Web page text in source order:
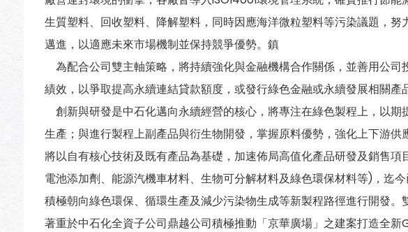
生質塑料、回收塑料、降解塑料，同時因應海洋微粒塑料等污染議題，努
邁進，以適應未來市場機制並保持競爭優勢。鎮
為配合公司雙主軸策略，將持續強化與金融機構合作關係，並善用公司
績效，以爭取提高永續連結貸款額度，或發行綠色金融或永續發展相關產
創新與研發是中石化邁向永續經營的核心，將專注在綠色製程上，以期
生產；與進行製程上副產品與衍生物開發，掌握原料優勢，強化上下游供
將以自有核心技術及既有產品為基礎，加速佈局高值化產品研發及銷售項
電池添加劑、能源汽機車材料、生物可分解材料及綠色環保材料等)，迄
積極朝向綠色環保、循環生產及減少污染物生成等新製程路徑進行開發。
著重於中石化全資子公司鼎越公司積極推動「京華廣場」之建案打造全